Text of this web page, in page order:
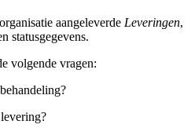
aangeleverde Leveringen,
statusgegevens.
volgende vragen: